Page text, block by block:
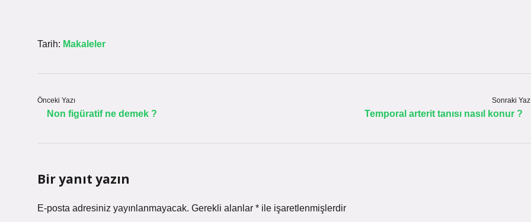
Tarih: Makaleler
Önceki Yazı
Non figüratif ne demek ?
Sonraki
Temporal arterit tanısı nasıl konur ?
Bir yanıt yazın
E-posta adresiniz yayınlanmayacak. Gerekli alanlar * ile işaretlenmişlerdir